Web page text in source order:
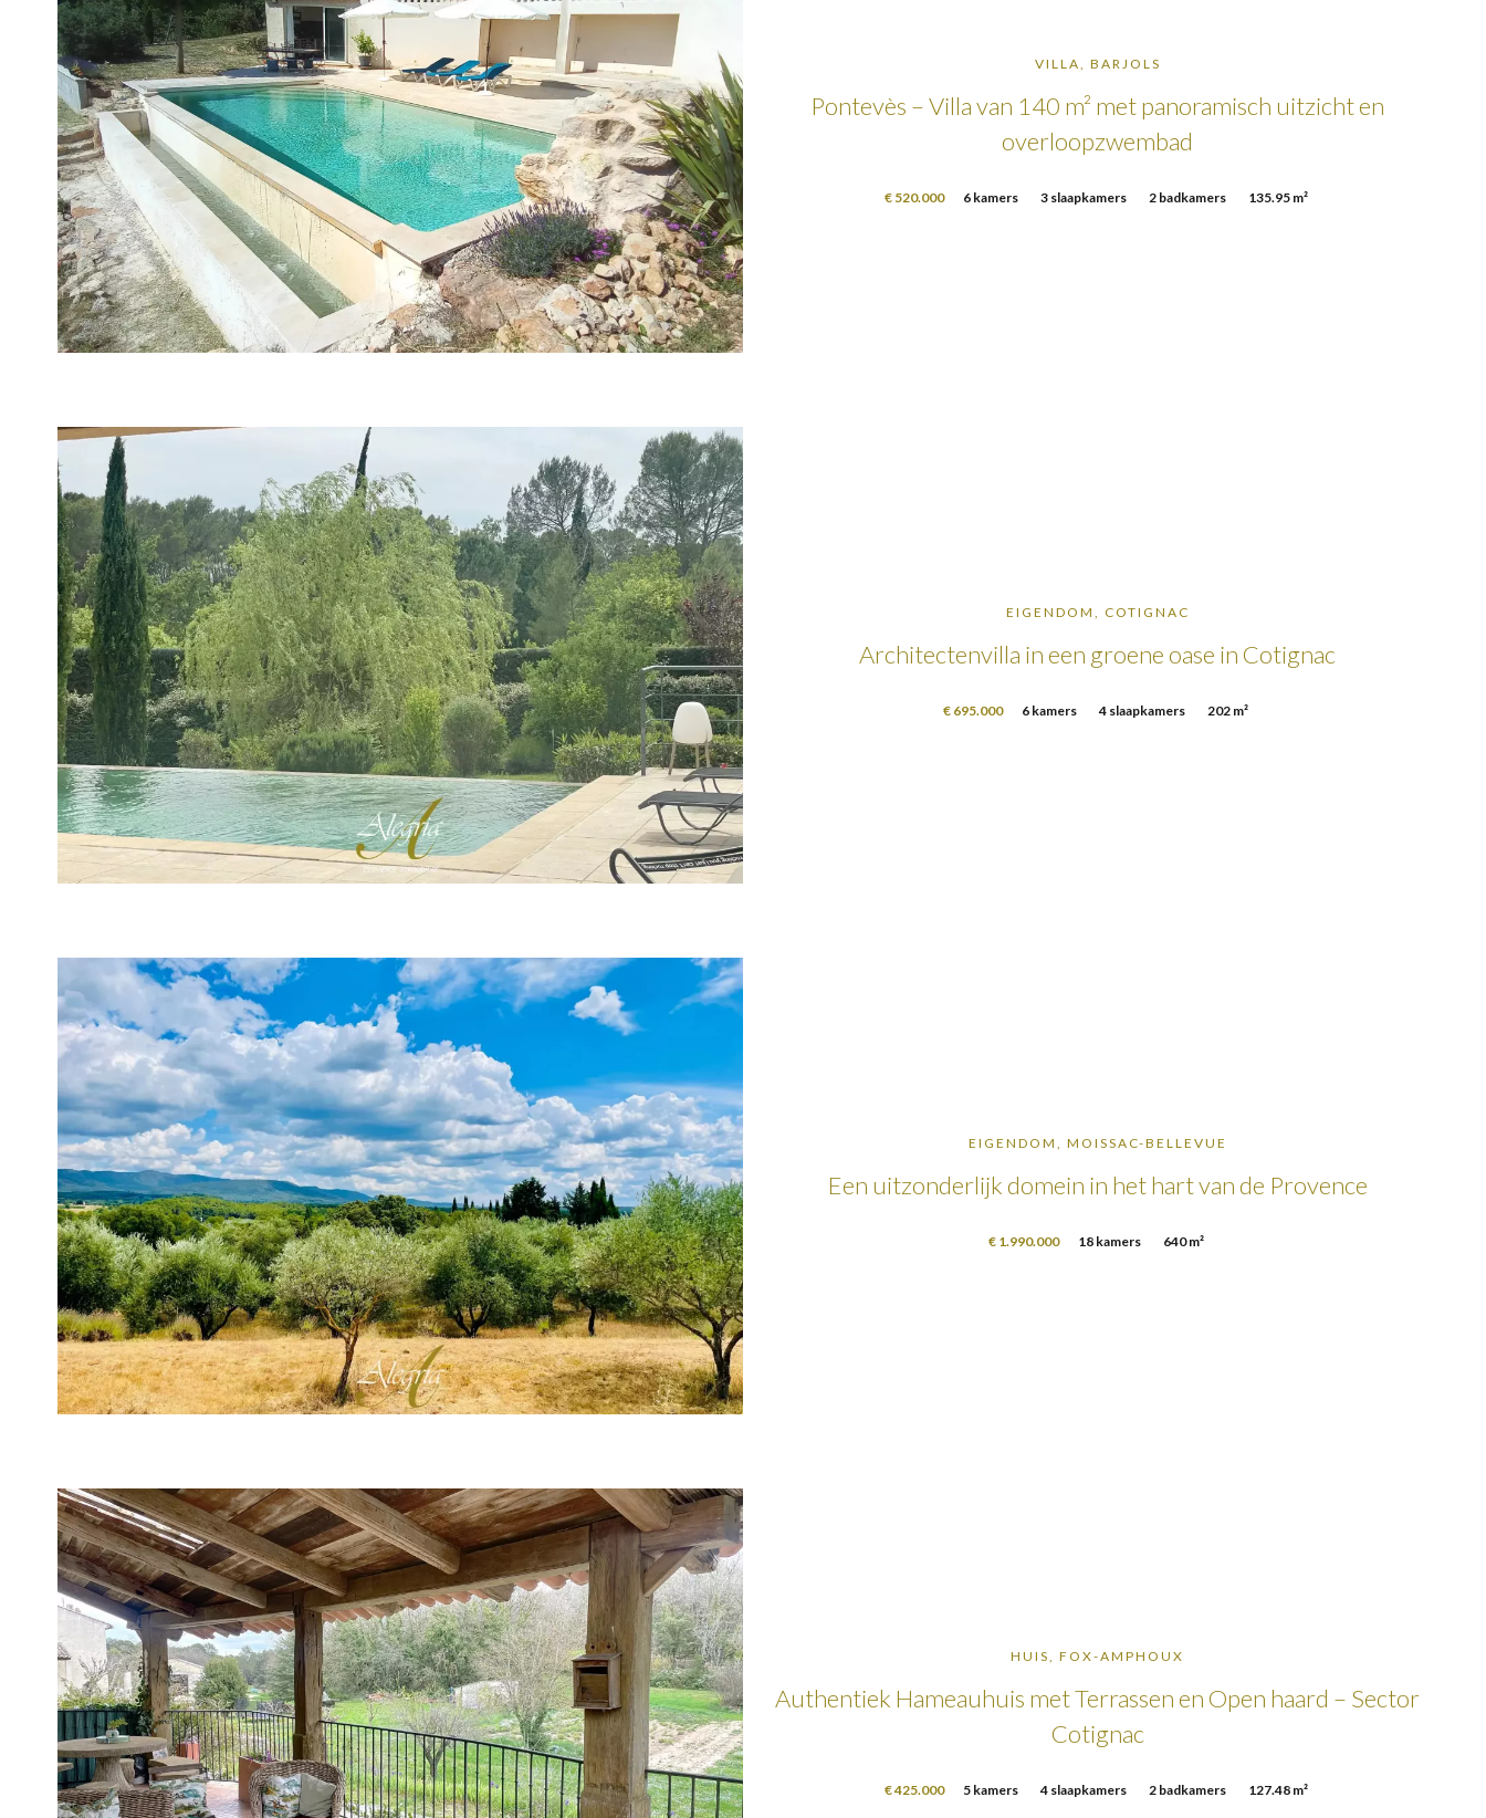
VILLA, BARJOLS
Pontevès – Villa van 140 m² met panoramisch uitzicht en
overloopzwembad
€ 520.000 6 kamers 3 slaapkamers 2 badkamers 135.95 m²
EIGENDOM, COTIGNAC
Architectenvilla in een groene oase in Cotignac
€ 695.000 6 kamers 4 slaapkamers 202 m²
EIGENDOM, MOISSAC-BELLEVUE
Een uitzonderlijk domein in het hart van de Provence
€ 1.990.000 18 kamers 640 m²
HUIS, FOX-AMPHOUX
Authentiek Hameauhuis met Terrassen en Open haard – Sector
Cotignac
€ 425.000 5 kamers 4 slaapkamers 2 badkamers 127.48 m²